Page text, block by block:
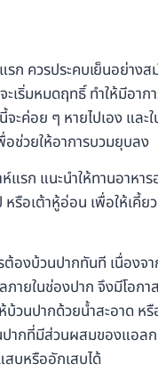
รก ควรประคบเย็นอย่างส
ะเริ่มหมดฤทธิ์ ทำให้มีอาก
จะค่อย ๆ หายไปเอง และ
อช่วยให้อาการบวมยุบลง
แรก แนะนำให้ทานอาหา
หรือเต้าหู้อ่อน เพื่อให้เคี้ย
องบ้วนปากทันที เนื่องจา
ภายในช่องปาก จึงมีโอก
ห้บ้วนปากด้วยน้ำสะอาด ห
ปากที่มีส่วนผสมของแอลก
บหรืออักเสบได้